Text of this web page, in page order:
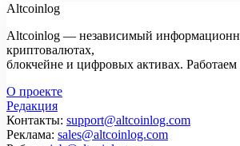
Altcoinlog
Altcoinlog — независимый
криптовалютах,
блокчейне и цифровых активах. Работаем
О проекте
Редакция
Контакты: support@altcoinlog.com
Реклама: sales@altcoinlog.com